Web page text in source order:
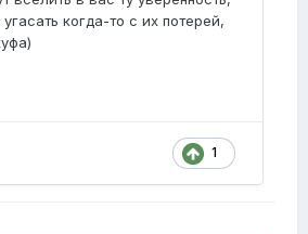
когда-то с их потерей,
1